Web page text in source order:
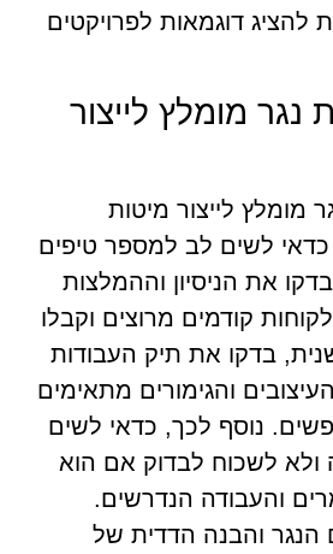
להציג דוגמאות לפרויקטים
נגר מומלץ לייצור
מומלץ לייצור מיטות
לשים לב למספר טיפים
את הניסיון וההמלצות
קודמים מרוצים וקבלו
בדקו את תיק העבודות
והגימורים מתאימים
נוסף לכך, כדאי לשים
לשכוח לבדוק אם הוא
והעבודה הנדרשים.
והבנה הדדית של